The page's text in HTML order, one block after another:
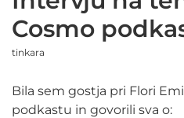
Cosmo
tinkara
Bila sem gostja pri Flori
podkastu in govorili sva o: